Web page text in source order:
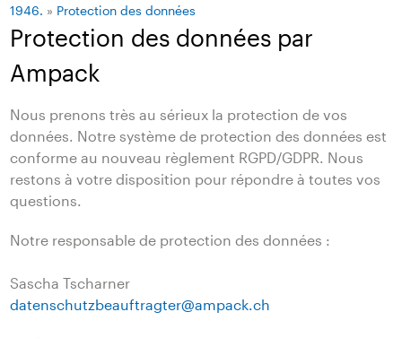
1946. » Protection des données
Protection des données par
Ampack
Nous prenons très au sérieux la protection de vos
données. Notre système de protection des données est
conforme au nouveau règlement RGPD/GDPR. Nous
restons à votre disposition pour répondre à toutes vos
questions.
Notre responsable de protection des données :
Sascha Tscharner
datenschutzbeauftragter@ampack.ch